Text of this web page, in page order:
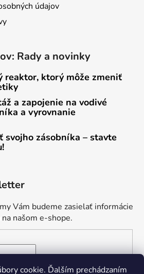
cookie. Ďalším prechádzaním
údajov
Rady a novinky
reaktor, ktorý môže zmeniť
a zapojenie na vodivé
a vyrovnanie
svojho zásobníka – stavte
Vám budeme zasielať informácie
našom e-shope.
s
podmienkami ochrany